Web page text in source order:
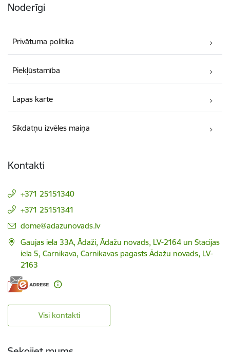
Noderīgi
Privātuma politika
Piekļūstamība
Lapas karte
Sīkdatņu izvēles maiņa
Kontakti
+371 25151340
+371 25151341
E-pasts:
dome@adazunovads.lv
Gaujas iela 33A, Ādaži, Ādažu novads, LV-2164 un Stacijas
iela 5, Carnikava, Carnikavas pagasts Ādažu novads, LV-
2163
Visi kontakti